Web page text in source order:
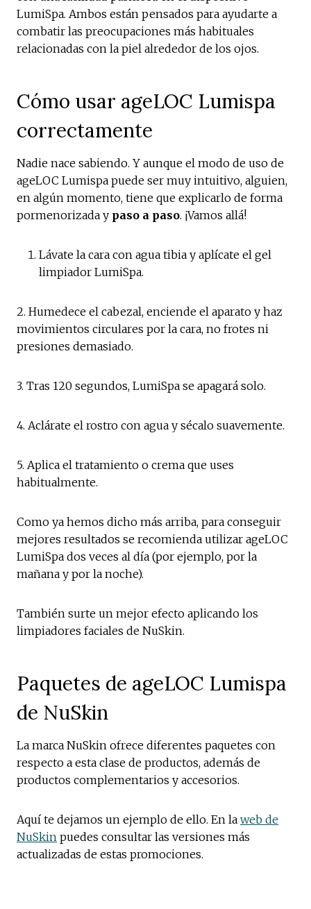
LumiSpa. Ambos están pensados para ayudarte a
combatir las preocupaciones más habituales
relacionadas con la piel alrededor de los ojos.
Cómo usar ageLOC Lumispa
correctamente
Nadie nace sabiendo. Y aunque el modo de uso de
ageLOC Lumispa puede ser muy intuitivo, alguien,
en algún momento, tiene que explicarlo de forma
pormenorizada y paso a paso. ¡Vamos allá!
Lávate la cara con agua tibia y aplícate el gel
limpiador LumiSpa.
2. Humedece el cabezal, enciende el aparato y haz
movimientos circulares por la cara, no frotes ni
presiones demasiado.
3. Tras 120 segundos, LumiSpa se apagará solo.
4. Aclárate el rostro con agua y sécalo suavemente.
5. Aplica el tratamiento o crema que uses
habitualmente.
Como ya hemos dicho más arriba, para conseguir
mejores resultados se recomienda utilizar ageLOC
LumiSpa dos veces al día (por ejemplo, por la
mañana y por la noche).
También surte un mejor efecto aplicando los
limpiadores faciales de NuSkin.
Paquetes de ageLOC Lumispa
de NuSkin
La marca NuSkin ofrece diferentes paquetes con
respecto a esta clase de productos, además de
productos complementarios y accesorios.
Aquí te dejamos un ejemplo de ello. En la web de
NuSkin puedes consultar las versiones más
actualizadas de estas promociones.